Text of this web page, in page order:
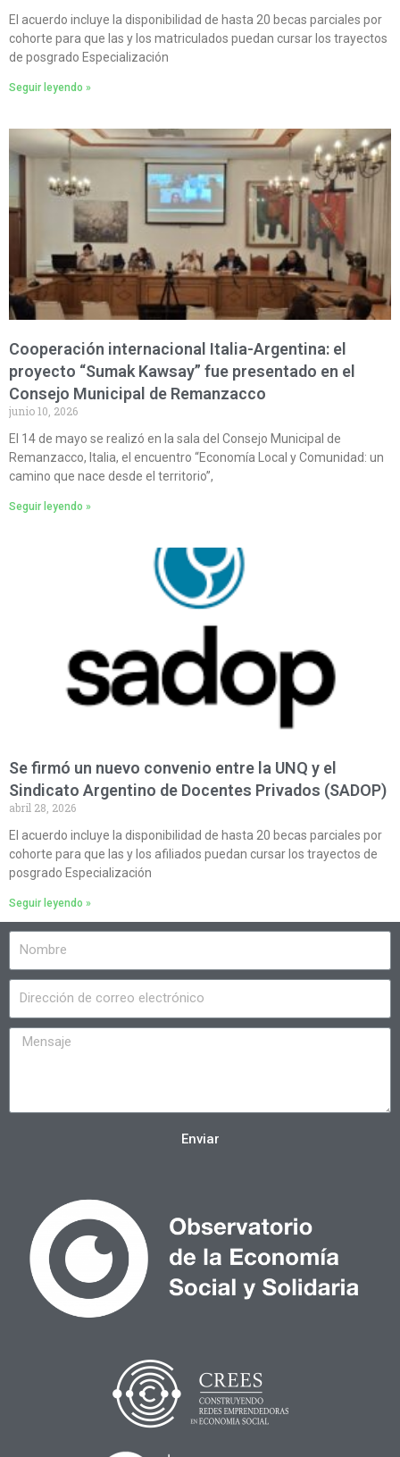
El acuerdo incluye la disponibilidad de hasta 20 becas parciales por
cohorte para que las y los matriculados puedan cursar los trayectos
de posgrado Especialización
Seguir leyendo »
Cooperación internacional Italia-Argentina: el
proyecto “Sumak Kawsay” fue presentado en el
Consejo Municipal de Remanzacco
junio 10, 2026
El 14 de mayo se realizó en la sala del Consejo Municipal de
Remanzacco, Italia, el encuentro “Economía Local y Comunidad: un
camino que nace desde el territorio”,
Seguir leyendo »
Se firmó un nuevo convenio entre la UNQ y el
Sindicato Argentino de Docentes Privados (SADOP)
abril 28, 2026
El acuerdo incluye la disponibilidad de hasta 20 becas parciales por
cohorte para que las y los afiliados puedan cursar los trayectos de
posgrado Especialización
Seguir leyendo »
Enviar